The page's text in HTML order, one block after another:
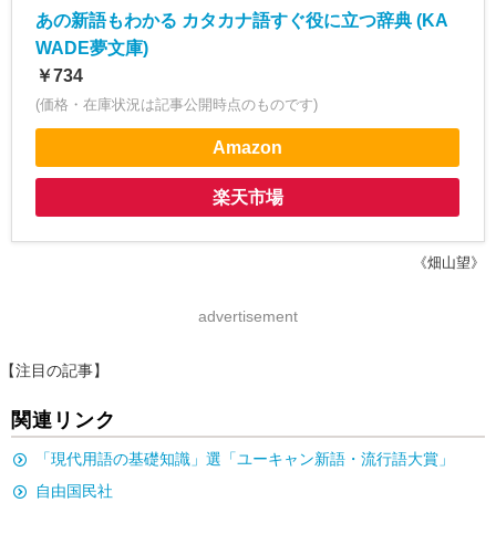
あの新語もわかる カタカナ語すぐ役に立つ辞典 (KA
WADE夢文庫)
￥734
(価格・在庫状況は記事公開時点のものです)
Amazon
楽天市場
《畑山望》
advertisement
【注目の記事】
関連リンク
「現代用語の基礎知識」選「ユーキャン新語・流行語大賞」
自由国民社